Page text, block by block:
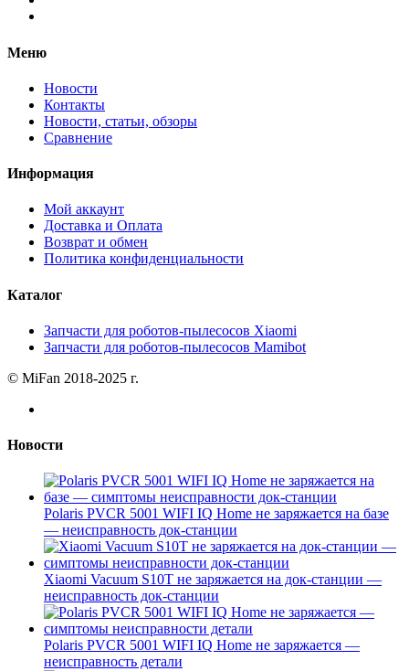
Меню
Новости
Контакты
Новости, статьи, обзоры
Сравнение
Информация
Мой аккаунт
Доставка и Оплата
Возврат и обмен
Политика конфиденциальности
Каталог
Запчасти для роботов-пылесосов Xiaomi
Запчасти для роботов-пылесосов Mamibot
© MiFan 2018-2025 г.
Новости
Polaris PVCR 5001 WIFI IQ Home не заряжается на базе
— неисправность док-станции
Xiaomi Vacuum S10T не заряжается на док-станции —
неисправность док-станции
Polaris PVCR 5001 WIFI IQ Home не заряжается —
неисправность детали